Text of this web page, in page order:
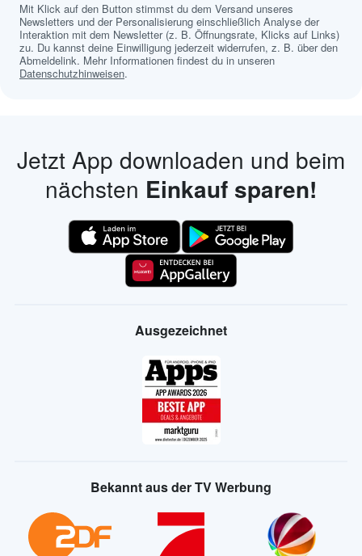
Mit Klick auf den Button stimmst du dem Versand unseres
Newsletters und der Personalisierung einschließlich Analyse der
Interaktion mit dem Newsletter (z. B. Öffnungsrate, Klicks auf Links)
zu. Du kannst deine Einwilligung jederzeit widerrufen, z. B. über den
Abmeldelink. Mehr Informationen findest du in unseren
Datenschutzhinweisen.
Jetzt App downloaden und beim
nächsten Einkauf sparen!
Ausgezeichnet
Bekannt aus der TV Werbung